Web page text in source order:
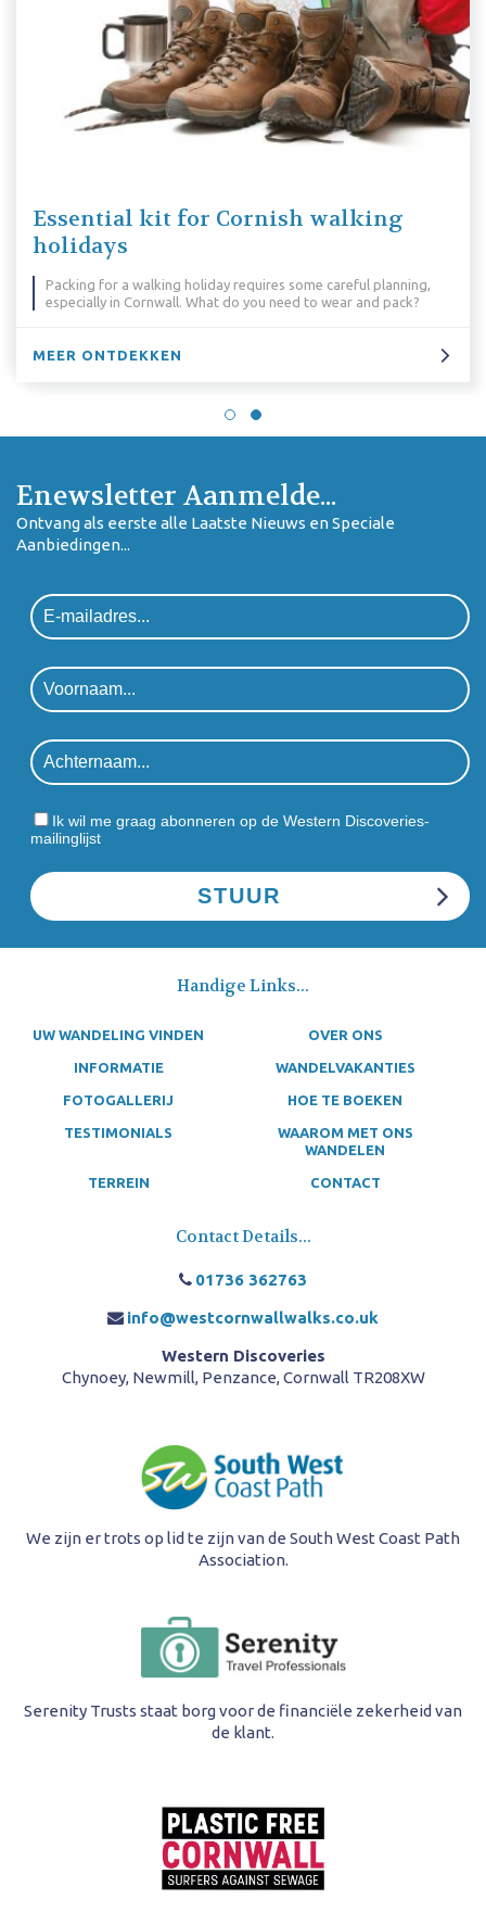
for Cornish walking
holiday requires some careful planning,
What do you need to wear and pack?
Why We
Enewsletter Aanmelde...
Ontvang als eerste alle Laatste Nieuws en Speciale
Aanbiedingen...
Ik wil me graag abonneren op de Western Discoveries-
mailinglijst
Handige Links...
UW WANDELING VINDEN OVER ONS
INFORMATIE WANDELVAKANTIES
FOTOGALLERIJ HOE TE BOEKEN
TESTIMONIALS
WAAROM MET ONS
WANDELEN
TERREIN CONTACT
Contact Details...
01736 362763
info@westcornwallwalks.co.uk
Western Discoveries
Chynoey, Newmill, Penzance, Cornwall TR208XW
We zijn er trots op lid te zijn van de South West Coast Path
Association.
Serenity Trusts staat borg voor de financiële zekerheid van
de klant.